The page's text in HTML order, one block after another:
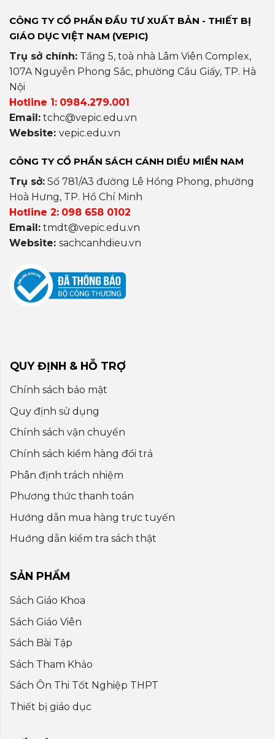
CÔNG TY CỔ PHẦN ĐẦU TƯ XUẤT BẢN - THIẾT BỊ
GIÁO DỤC VIỆT NAM (VEPIC)
Trụ sở chính: Tầng 5, toà nhà Lâm Viên Complex,
107A Nguyễn Phong Sắc, phường Cầu Giấy, TP. Hà
Nội
Hotline 1: 0984.279.001
Email: tchc@vepic.edu.vn
Website: vepic.edu.vn
CÔNG TY CỔ PHẦN SÁCH CÁNH DIỀU MIỀN NAM
Trụ sở: Số 781/A3 đường Lê Hồng Phong, phường
Hoà Hưng, TP. Hồ Chí Minh
Hotline 2: 098 658 0102
Email: tmdt@vepic.edu.vn
Website: sachcanhdieu.vn
QUY ĐỊNH & HỖ TRỢ
Chính sách bảo mật
Quy định sử dụng
Chính sách vận chuyển
Chính sách kiểm hàng đổi trả
Phân định trách nhiệm
Phương thức thanh toán
Hướng dẫn mua hàng trực tuyến
Huớng dẫn kiểm tra sách thật
SẢN PHẨM
Sách Giáo Khoa
Sách Giáo Viên
Sách Bài Tập
Sách Tham Khảo
Sách Ôn Thi Tốt Nghiệp THPT
Thiết bị giáo dục